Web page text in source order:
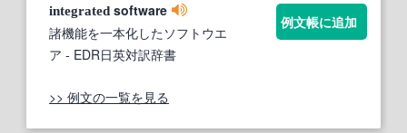
integrated software
諸機能を一本化したソフトウエ
ア - EDR日英対訳辞書
例文帳に追加
>> 例文の一覧を見る